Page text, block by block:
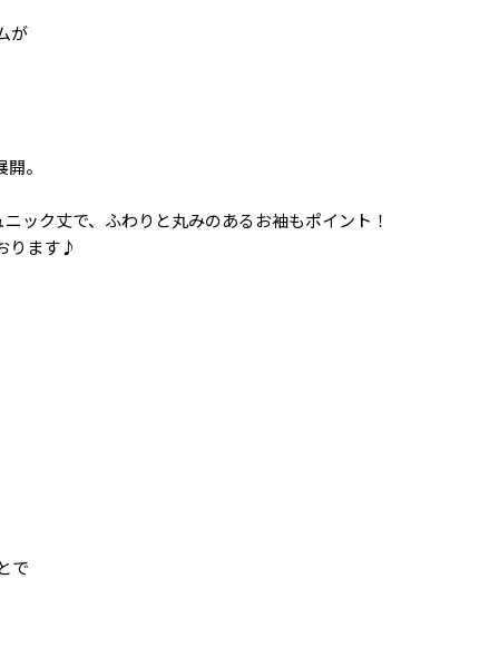
が
。
ック丈で、ふわりと丸みのあるお袖もポイント！
ります♪
で